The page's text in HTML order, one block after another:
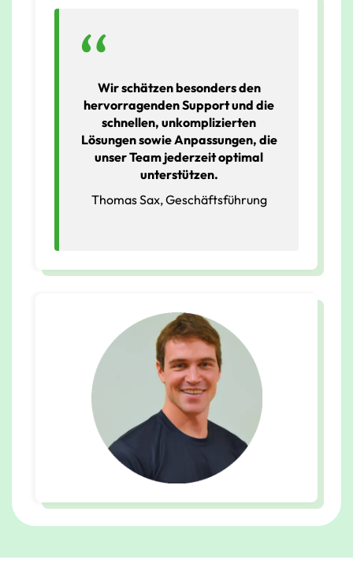
Wir schätzen besonders den
hervorragenden Support und die
schnellen, unkomplizierten
Lösungen sowie Anpassungen, die
unser Team jederzeit optimal
unterstützen.
Thomas Sax, Geschäftsführung